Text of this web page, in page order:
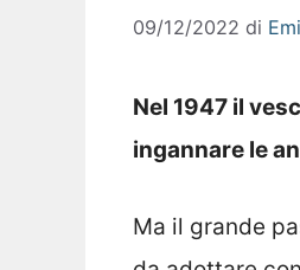
09/12/2022 di
Nel 1947 il
ingannare le
Ma il grande